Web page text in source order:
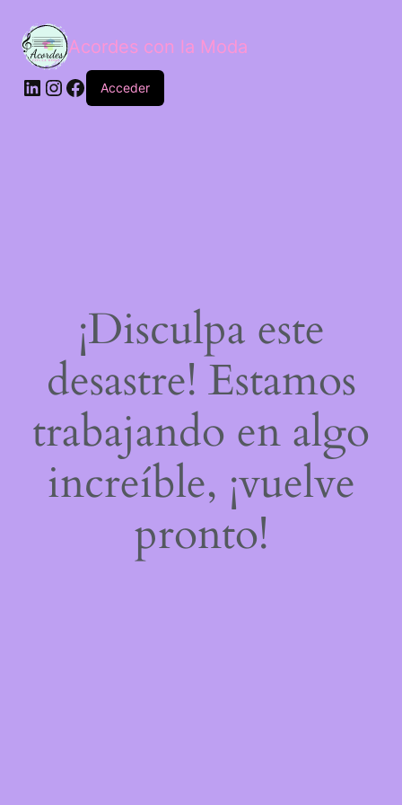
Acordes con la Moda
Acceder
¡Disculpa este
desastre! Estamos
trabajando en algo
increíble, ¡vuelve
pronto!